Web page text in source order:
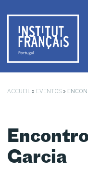
ACCUEIL » EVENTOS »
Garcia